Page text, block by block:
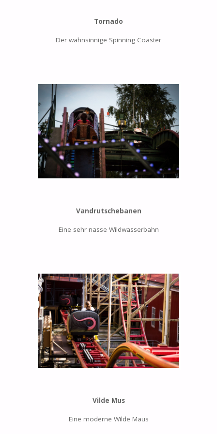
Tornado
Der wahnsinnige Spinning Coaster
Vandrutschebanen
Eine sehr nasse Wildwasserbahn
Vilde Mus
Eine moderne Wilde Maus